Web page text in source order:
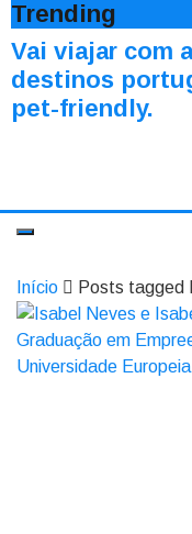
Trending
Vai viajar com
destinos
pet-friendly.
Início Posts tagged